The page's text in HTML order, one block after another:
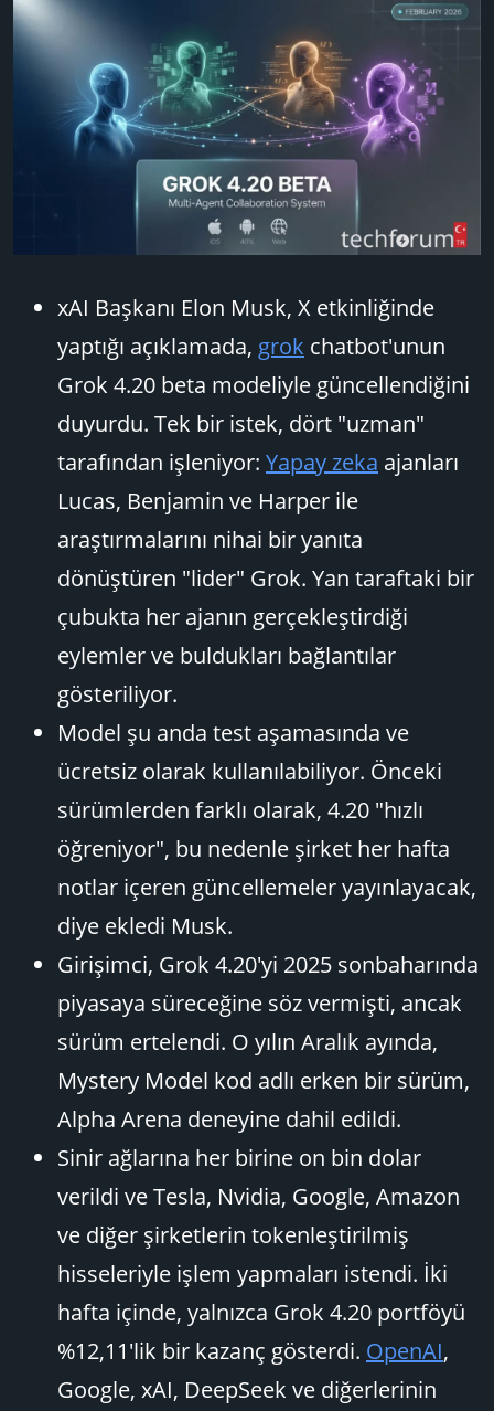
a
n
h
xAI Başkanı Elon Musk, X etkinliğinde
yaptığı açıklamada, grok chatbot'unun
Grok 4.20 beta modeliyle güncellendiğini
duyurdu. Tek bir istek, dört "uzman"
tarafından işleniyor: Yapay zeka ajanları
Lucas, Benjamin ve Harper ile
araştırmalarını nihai bir yanıta
dönüştüren "lider" Grok. Yan taraftaki bir
çubukta her ajanın gerçekleştirdiği
eylemler ve buldukları bağlantılar
gösteriliyor.
Model şu anda test aşamasında ve
ücretsiz olarak kullanılabiliyor. Önceki
sürümlerden farklı olarak, 4.20 "hızlı
öğreniyor", bu nedenle şirket her hafta
notlar içeren güncellemeler yayınlayacak,
diye ekledi Musk.
Girişimci, Grok 4.20'yi 2025 sonbaharında
piyasaya süreceğine söz vermişti, ancak
sürüm ertelendi. O yılın Aralık ayında,
Mystery Model kod adlı erken bir sürüm,
Alpha Arena deneyine dahil edildi.
Sinir ağlarına her birine on bin dolar
verildi ve Tesla, Nvidia, Google, Amazon
ve diğer şirketlerin tokenleştirilmiş
hisseleriyle işlem yapmaları istendi. İki
hafta içinde, yalnızca Grok 4.20 portföyü
%12,11'lik bir kazanç gösterdi. OpenAI,
Google, xAI, DeepSeek ve diğerlerinin